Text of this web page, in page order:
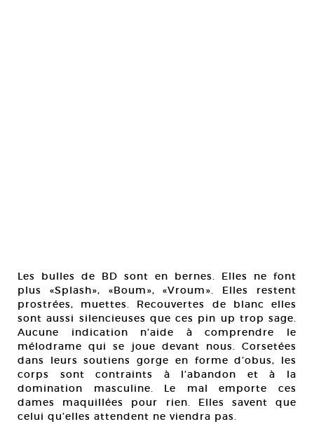
Les bulles de BD sont en bernes. Elles ne font
plus «Splash», «Boum», «Vroum». Elles restent
prostrées, muettes. Recouvertes de blanc elles
sont aussi silencieuses que ces pin up trop sage.
Aucune indication n’aide à comprendre le
mélodrame qui se joue devant nous. Corsetées
dans leurs soutiens gorge en forme d’obus, les
corps sont contraints à l’abandon et à la
domination masculine. Le mal emporte ces
dames maquillées pour rien. Elles savent que
celui qu’elles attendent ne viendra pas.